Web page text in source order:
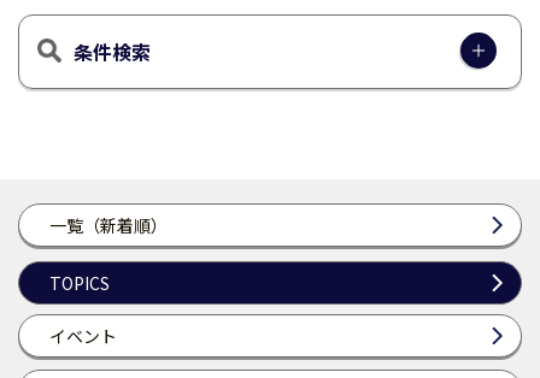
一覧（新着順）
TOPICS
イベント
条件検索